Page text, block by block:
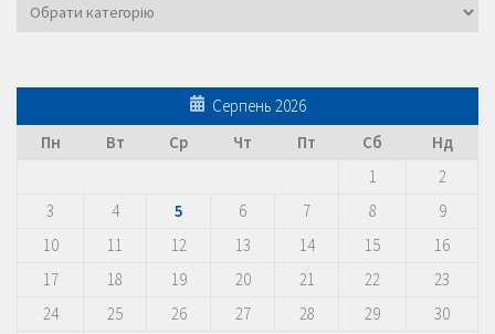
Серпень 2026
Пн
Вт Ср Чт Пт Сб
Нд
1
2
3
4 5 6 7 8
9
10
11 12 13 14 15
16
17
18 19 20 21 22
23
24
25 26 27 28 29
30